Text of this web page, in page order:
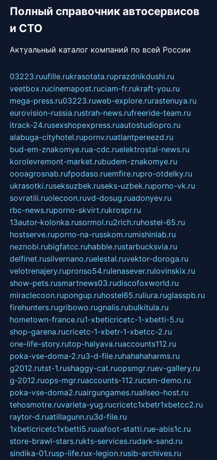
Полный справочник автосервисов
и СТО
Актуальный каталог компаний по всей России
03223.ruufille.rukrasotata.ruprazdnikdushi.ru
veetbox.rucinemapost.ruciam-fr.rukraft-you.ru
mega-press.ru03223.ruweb-explore.rurastenuya.ru
eurovision-russia.rustrah-news.rufreeride-team.ru
itrack-24.rusexshopexpress.ruautostudiopro.ru
alabuga-cityhotel.rupornv.ruatlantpereezd.ru
bud-em-znakomye.rua-cdc.ruelektrostal-news.ru
korolevremont-market.rubudem-znakomye.ru
oooagrosnab.rufpodaso.ruemfire.rupro-otdelky.ru
ukrasotki.ruseksuzbek.ruseks-uzbek.ruporno-vk.ru
sovratili.ruolecoon.ruvd-dosug.ruadonyev.ru
rbc-news.ruporno-skvirt.rukrospr.ru
13autor-kolonka.rusormol.ru2rich.ruhostel-65.ru
hostserve.ruporno-na-russkom.rumishinlab.ru
neznobi.rubigfatcc.ruhabble.rustarbucksvia.ru
delfinet.rusilvernano.ruelestal.ruvektor-doroga.ru
velotrenajery.rupronso54.rulenasever.rulovinskix.ru
show-pets.rusmartnews03.rudiscofoxworld.ru
miraclecoon.rupongup.ruhostel65.ruliura.ruglasspb.ru
firehunters.rugribowo.rugnalis.rubulkitula.ru
hometown-france.ru1-xbeticricetc-1-xbetti-5.ru
shop-garena.rucricetc-1-xbetr-1-xbetcc-2.ru
one-life-story.rutop-halyava.ruaccounts112.ru
poka-vse-doma-2.ru3-d-file.ruhahahaharms.ru
g2012.rutst-1.rushaggy-cat.ruopsmgr.ruev-gallery.ru
g-2012.ruops-mgr.ruaccounts-112.rucsm-demo.ru
poka-vse-doma2.ruairgungames.ruallseo-host.ru
tehosmotre.ruvarieta-yug.rucricetc1xbetr1xbetcc2.ru
raytor-d.ruatillagunn.ru3d-file.ru
1xbeticricetc1xbetti5.ruuafoot-statti.rue-abis1c.ru
store-brawl-stars.rukts-services.rudark-sand.ru
sindika-01.rusp-life.rux-legion.rusib-archives.ru